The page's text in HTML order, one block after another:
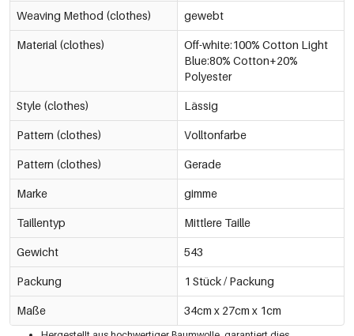
Weaving Method (clothes) gewebt
Material (clothes)
Off-white:100% Cotton Light
Blue:80% Cotton+20%
Polyester
Style (clothes) Lässig
Pattern (clothes) Volltonfarbe
Pattern (clothes) Gerade
Marke gimme
Taillentyp Mittlere Taille
Gewicht 543
Packung 1 Stück / Packung
Maße 34cm x 27cm x 1cm